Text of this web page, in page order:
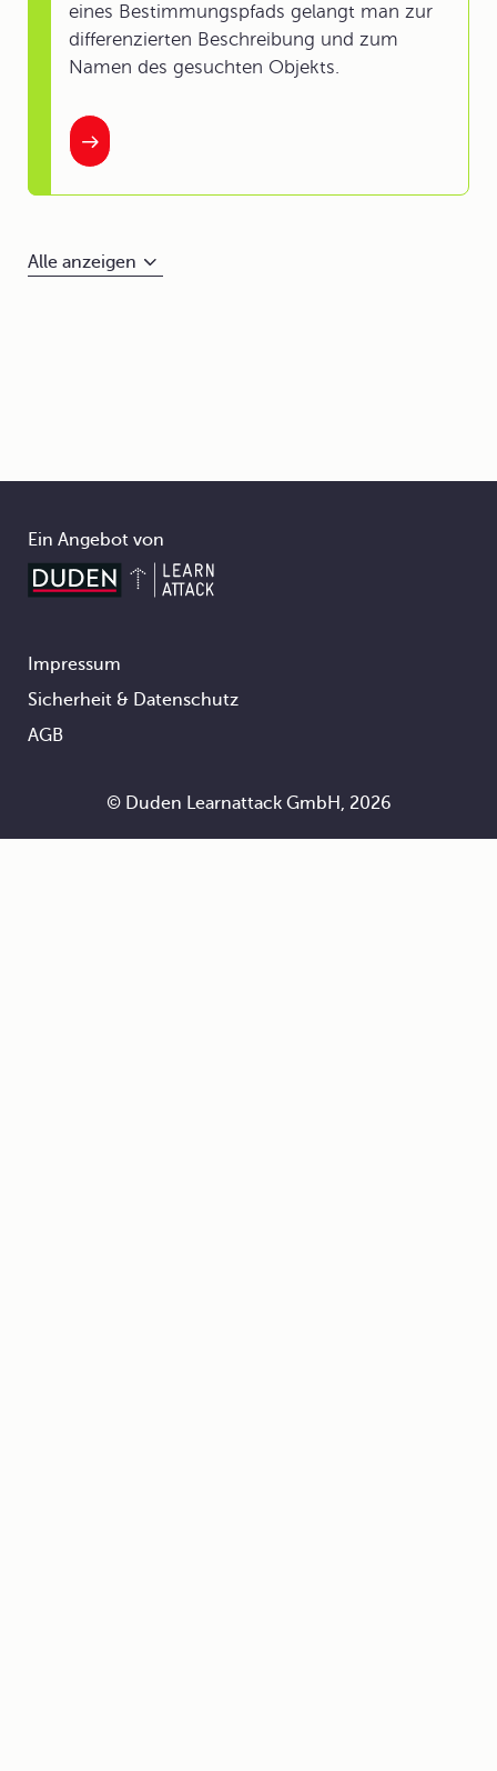
eines Bestimmungspfads gelangt man zur
differenzierten Beschreibung und zum
Namen des gesuchten Objekts.
Alle anzeigen
Ein Angebot von
Footer
Impressum
Sicherheit & Datenschutz
AGB
© Duden Learnattack GmbH, 2026